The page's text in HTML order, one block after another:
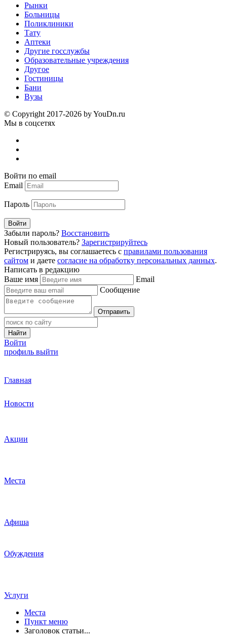
Рынки
Больницы
Поликлиники
Тату
Аптеки
Другие госслужбы
Образовательные учреждения
Другое
Гостиницы
Бани
Вузы
© Copyright 2017-2026 by YouDn.ru
Мы в соцсетях
Войти по email
Email
Пароль
Войти
Забыли пароль? Восстановить
Новый пользователь? Зарегистрируйтесь
Регистрируясь, вы соглашаетесь с правилами пользования
сайтом и даете согласие на обработку персональных данных.
Написать в редакцию
Ваше имя
Email
Сообщение
Отправить
Найти
Войти
профиль выйти
Главная
Новости
Акции
Места
Афиша
Обуждения
Услуги
Места
Пункт меню
Заголовок статьи...